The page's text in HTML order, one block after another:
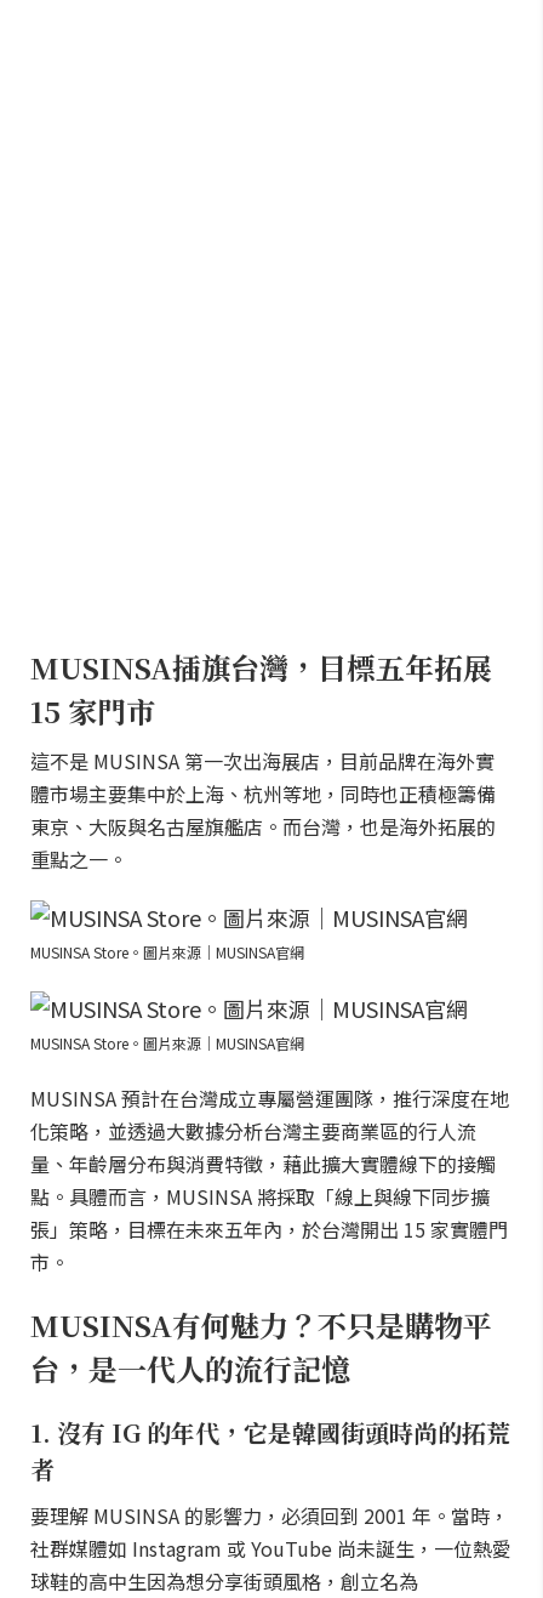
MUSINSA插旗台灣，目標五年拓展
15 家門市
這不是 MUSINSA 第一次出海展店，目前品牌在海外實
體市場主要集中於上海、杭州等地，同時也正積極籌備
東京、大阪與名古屋旗艦店。而台灣，也是海外拓展的
重點之一。
MUSINSA Store。圖片來源｜MUSINSA官網
MUSINSA Store。圖片來源｜MUSINSA官網
MUSINSA 預計在台灣成立專屬營運團隊，推行深度在地
化策略，並透過大數據分析台灣主要商業區的行人流
量、年齡層分布與消費特徵，藉此擴大實體線下的接觸
點。具體而言，MUSINSA 將採取「線上與線下同步擴
張」策略，目標在未來五年內，於台灣開出 15 家實體門
市。
MUSINSA有何魅力？不只是購物平
台，是一代人的流行記憶
1. 沒有 IG 的年代，它是韓國街頭時尚的拓荒
者
要理解 MUSINSA 的影響力，必須回到 2001 年。當時，
社群媒體如 Instagram 或 YouTube 尚未誕生，一位熱愛
球鞋的高中生因為想分享街頭風格，創立名為